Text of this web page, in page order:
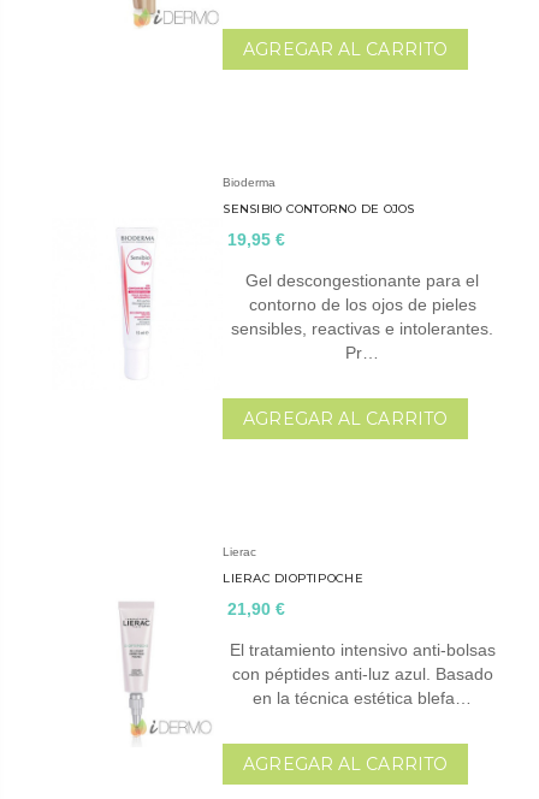
AGREGAR AL CARRITO
Bioderma
SENSIBIO CONTORNO DE OJOS
19,95 €
Gel descongestionante para el
contorno de los ojos de pieles
sensibles, reactivas e intolerantes.
Pr…
AGREGAR AL CARRITO
Lierac
LIERAC DIOPTIPOCHE
21,90 €
El tratamiento intensivo anti-bolsas
con péptides anti-luz azul. Basado
en la técnica estética blefa…
AGREGAR AL CARRITO